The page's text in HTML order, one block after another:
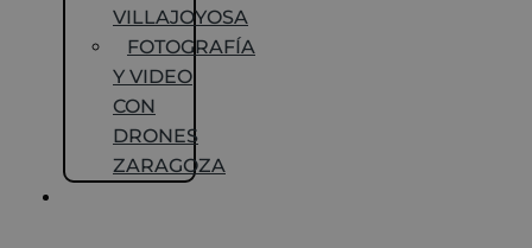
VILLAJOYOSA
FOTOGRAFÍA
Y VIDEO
CON
DRONES
ZARAGOZA